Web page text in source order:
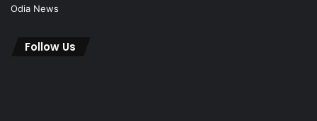
Odia News
Follow Us